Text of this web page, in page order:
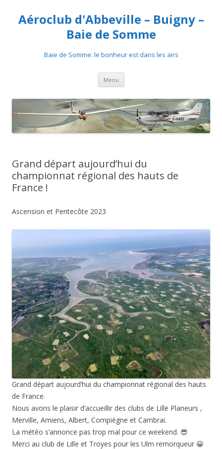
Aéroclub d'Abbeville – Buigny –
Baie de Somme
Baie de Somme: le bonheur est dans les airs
Menu Aller au contenu
Grand départ aujourd’hui du
championnat régional des hauts de
France !
Ascension et Pentecôte 2023
Grand départ aujourd’hui du championnat régional des hauts
de France.
Nous avons le plaisir d’accueillir des clubs de Lille Planeurs ,
Merville, Amiens, Albert, Compiègne et Cambrai.
La météo s’annonce pas trop mal pour ce weekend. 😎
Merci au club de Lille et Troyes pour les Ulm remorqueur 😀